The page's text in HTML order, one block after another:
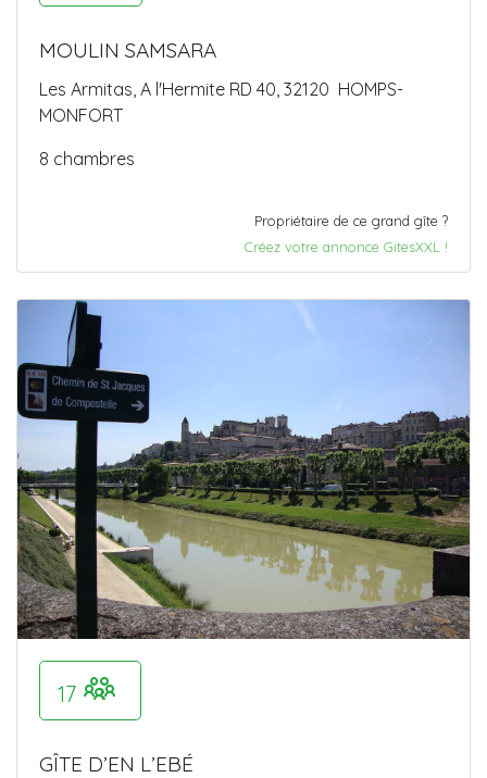
MOULIN SAMSARA
Les Armitas, A l'Hermite RD 40, 32120 HOMPS-
MONFORT
8 chambres
Propriétaire de ce grand gîte ?
Créez votre annonce GitesXXL !
17
GÎTE D’EN L’EBÉ